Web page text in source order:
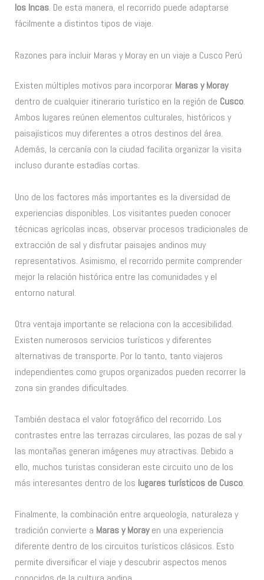
los Incas. De esta manera, el recorrido puede adaptarse
fácilmente a distintos tipos de viaje.
Razones para incluir Maras y Moray en un viaje a Cusco Perú
Existen múltiples motivos para incorporar Maras y Moray
dentro de cualquier itinerario turístico en la región de Cusco.
Ambos lugares reúnen elementos culturales, históricos y
paisajísticos muy diferentes a otros destinos del área.
Además, la cercanía con la ciudad facilita organizar la visita
incluso durante estadías cortas.
Uno de los factores más importantes es la diversidad de
experiencias disponibles. Los visitantes pueden conocer
técnicas agrícolas incas, observar procesos tradicionales de
extracción de sal y disfrutar paisajes andinos muy
representativos. Asimismo, el recorrido permite comprender
mejor la relación histórica entre las comunidades y el
entorno natural.
Otra ventaja importante se relaciona con la accesibilidad.
Existen numerosos servicios turísticos y diferentes
alternativas de transporte. Por lo tanto, tanto viajeros
independientes como grupos organizados pueden recorrer la
zona sin grandes dificultades.
También destaca el valor fotográfico del recorrido. Los
contrastes entre las terrazas circulares, las pozas de sal y
las montañas generan imágenes muy atractivas. Debido a
ello, muchos turistas consideran este circuito uno de los
más interesantes dentro de los lugares turísticos de Cusco.
Finalmente, la combinación entre arqueología, naturaleza y
tradición convierte a Maras y Morayen una experiencia
diferente dentro de los circuitos turísticos clásicos. Esto
permite diversificar el viaje y descubrir aspectos menos